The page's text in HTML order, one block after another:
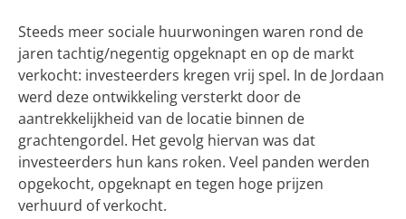
Steeds meer sociale huurwoningen waren rond de
jaren tachtig/negentig opgeknapt en op de markt
verkocht: investeerders kregen vrij spel. In de Jordaan
werd deze ontwikkeling versterkt door de
aantrekkelijkheid van de locatie binnen de
grachtengordel. Het gevolg hiervan was dat
investeerders hun kans roken. Veel panden werden
opgekocht, opgeknapt en tegen hoge prijzen
verhuurd of verkocht.